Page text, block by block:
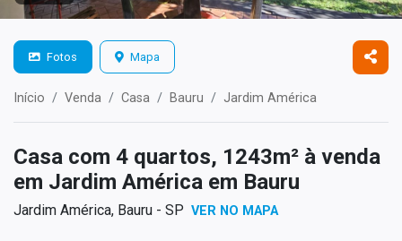
Fotos Mapa
Início Venda Casa Bauru Jardim América
Casa com 4 quartos, 1243m² à venda
em Jardim América em Bauru
Jardim América, Bauru - SP VER NO MAPA